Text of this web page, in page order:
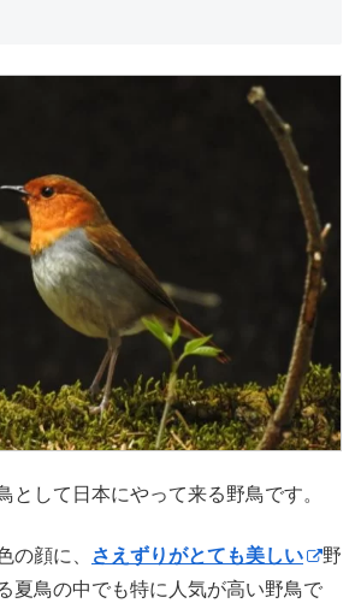
として日本にやって来る野鳥です。
の顔に、 さえずりがとても美しい
野
夏鳥の中でも特に人気が高い野鳥で